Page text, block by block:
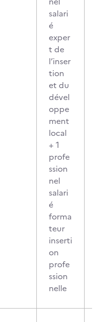
salari
é
exper
t de
l’inser
tion
et du
dével
oppe
ment
local
+ 1
profe
ssion
nel
salari
é
forma
teur
inserti
on
profe
ssion
nelle